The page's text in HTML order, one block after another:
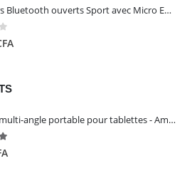
Écouteurs Bluetooth ouverts Sport avec Micro ENC IPX5 – HiTune S3 UGREEN 45785
Support multi-angle portable pour tablettes - Amazon Basics
5